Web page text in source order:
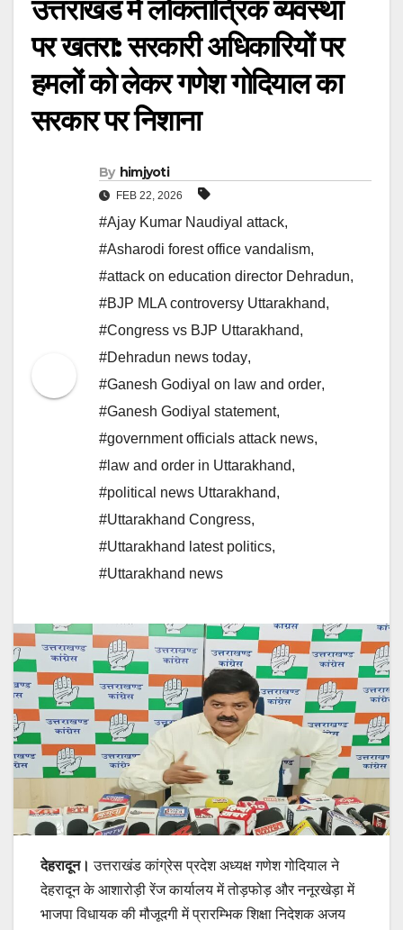
उत्तराखंड में लोकतांत्रिक व्यवस्था
पर खतरा: सरकारी अधिकारियों पर
हमलों को लेकर गणेश गोदियाल का
सरकार पर निशाना
By himjyoti
FEB 22, 2026
#Ajay Kumar Naudiyal attack,
#Asharodi forest office vandalism,
#attack on education director Dehradun,
#BJP MLA controversy Uttarakhand,
#Congress vs BJP Uttarakhand,
#Dehradun news today,
#Ganesh Godiyal on law and order,
#Ganesh Godiyal statement,
#government officials attack news,
#law and order in Uttarakhand,
#political news Uttarakhand,
#Uttarakhand Congress,
#Uttarakhand latest politics,
#Uttarakhand news
देहरादून। उत्तराखंड कांग्रेस प्रदेश अध्यक्ष गणेश गोदियाल ने
देहरादून के आशारोड़ी रेंज कार्यालय में तोड़फोड़ और ननूरखेड़ा में
भाजपा विधायक की मौजूदगी में प्रारम्भिक शिक्षा निदेशक अजय